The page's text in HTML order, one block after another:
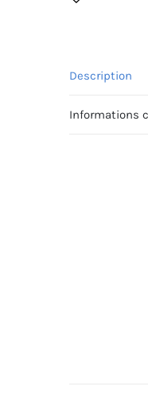
Description
Informations